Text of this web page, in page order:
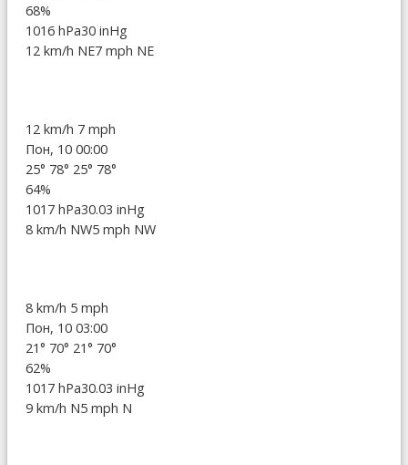
68%
1016 hPa30 inHg
12 km/h NE7 mph NE
12 km/h 7 mph
Пон, 10 00:00
25° 78° 25° 78°
64%
1017 hPa30.03 inHg
8 km/h NW5 mph NW
8 km/h 5 mph
Пон, 10 03:00
21° 70° 21° 70°
62%
1017 hPa30.03 inHg
9 km/h N5 mph N